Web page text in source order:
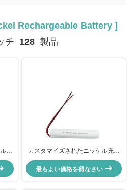
Rechargeable Battery ]
チ 128 製品
充
カスタマイズされたニッケル充電
電池 3.6v 2500mah バッテリー
最もよい価格を得なさい